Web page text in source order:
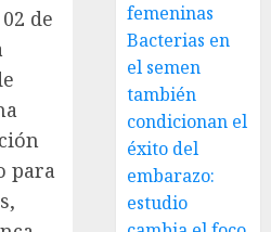
de
para
femeninas
Bacterias en
el semen
también
condicionan el
éxito del
embarazo:
estudio